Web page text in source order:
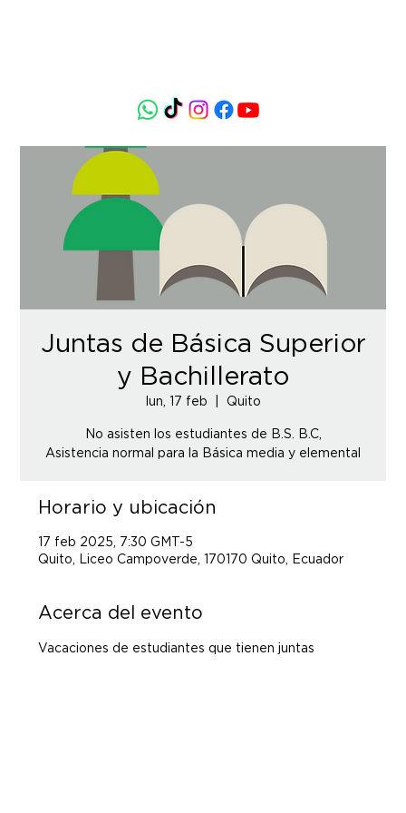
Juntas de Básica Superior
y Bachillerato
lun, 17 feb Quito
No asisten los estudiantes de B.S. B.C,
Asistencia normal para la Básica media y elemental
Horario y ubicación
17 feb 2025, 7:30 GMT-5
Quito, Liceo Campoverde, 170170 Quito, Ecuador
Acerca del evento
Vacaciones de estudiantes que tienen juntas